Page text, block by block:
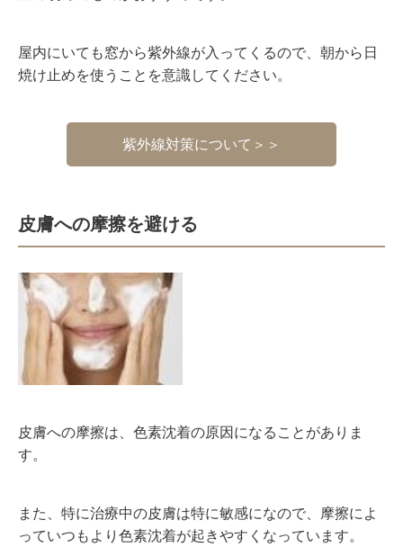
屋内にいても窓から紫外線が入ってくるので、朝から日
焼け止めを使うことを意識してください。
紫外線対策について＞＞
皮膚への摩擦を避ける
皮膚への摩擦は、色素沈着の原因になることがありま
す。
また、特に治療中の皮膚は特に敏感になので、摩擦によ
っていつもより色素沈着が起きやすくなっています。